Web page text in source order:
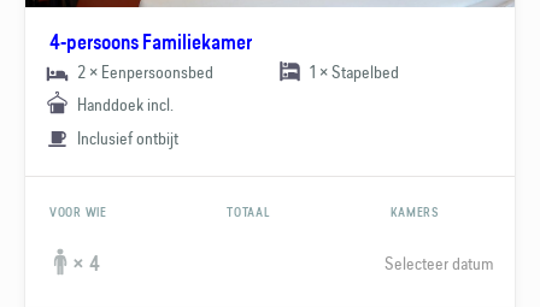
4-persoons Familiekamer
2 × Eenpersoonsbed
1 × Stapelbed
Handdoek incl.
Inclusief ontbijt
VOOR WIE TOTAAL KAMERS
× 4 Selecteer datum